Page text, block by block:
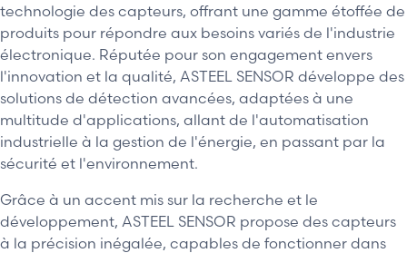
technologie des capteurs, offrant une gamme étoffée de
produits pour répondre aux besoins variés de l'industrie
électronique. Réputée pour son engagement envers
l'innovation et la qualité, ASTEEL SENSOR développe des
solutions de détection avancées, adaptées à une
multitude d'applications, allant de l'automatisation
industrielle à la gestion de l'énergie, en passant par la
sécurité et l'environnement.
Grâce à un accent mis sur la recherche et le
développement, ASTEEL SENSOR propose des capteurs
à la précision inégalée, capables de fonctionner dans